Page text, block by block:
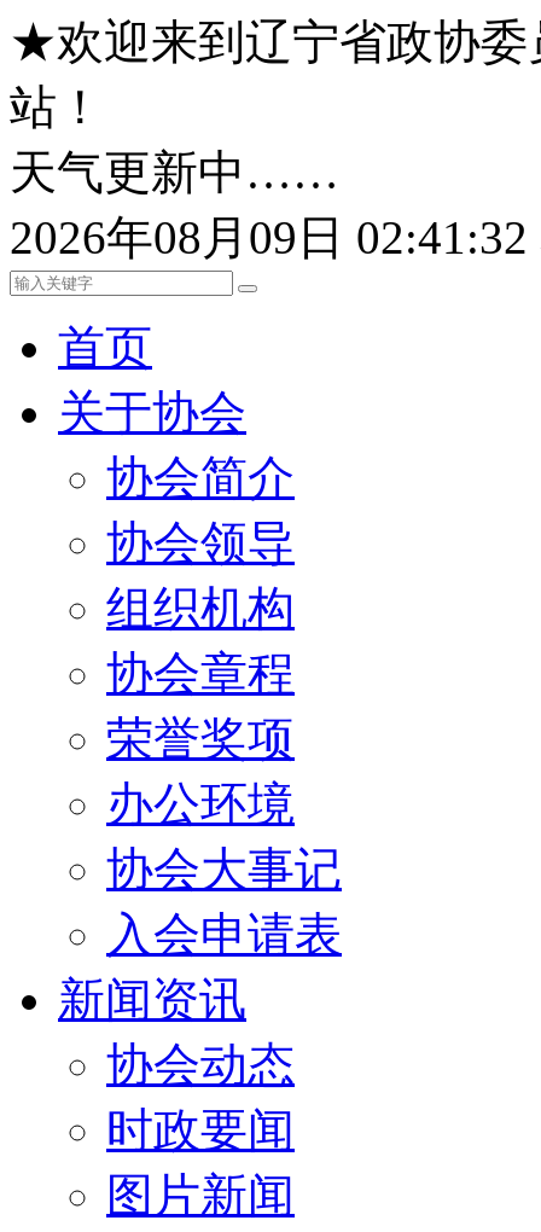
★欢迎来到辽宁省政协委
站！
天气更新中……
2026年08月09日
首页
关于协会
协会简介
协会领导
组织机构
协会章程
荣誉奖项
办公环境
协会大事记
入会申请表
新闻资讯
协会动态
时政要闻
图片新闻